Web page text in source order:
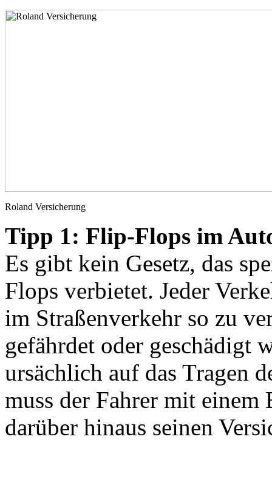
Roland Versicherung
Tipp 1: Flip-Flops im
Es gibt kein Gesetz, das
Flops verbietet. Jeder
im Straßenverkehr so zu
gefährdet oder geschädigt
ursächlich auf das Tragen
muss der Fahrer mit
darüber hinaus seinen